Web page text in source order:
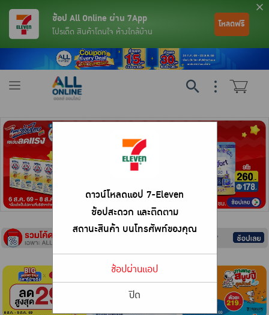
เครื่องดื่มและผงชงดื่ม
เครื่องปรุงรสและของแห้ง
ขนมขบเคี้ยว และช็อคโกแลต
พระเครื่อง test pop
ช้อป All Online ผ่าน 7App
โปรเด็ด สินค้าโดนใจ ห้างใกล้บ้าน
โหลดฟรี
ดาวน์โหลดแอป 7-Eleven
ช้อปสะดวก และติดตาม
สถานะสินค้า บนโทรศัพท์ของคุณ
ช้อปผ่านแอป
ปิด
Toggle